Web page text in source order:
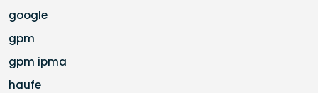
google
gpm
gpm ipma
haufe